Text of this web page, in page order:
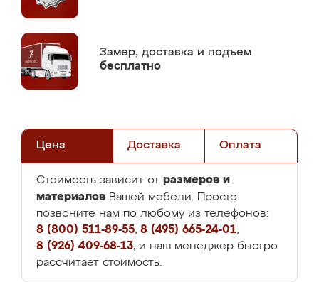
Замер, доставка и подъем
бесплатно
Цена Доставка Оплата
Стоимость зависит от размеров и
материалов Вашей мебели. Просто
позвоните нам по любому из телефонов:
8 (800) 511-89-55, 8 (495) 665-24-01,
8 (926) 409-68-13, и наш менеджер быстро
рассчитает стоимость.